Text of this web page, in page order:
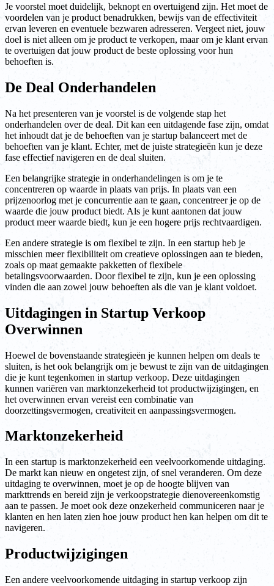
Je voorstel moet duidelijk, beknopt en overtuigend zijn. Het moet de
voordelen van je product benadrukken, bewijs van de effectiviteit
ervan leveren en eventuele bezwaren adresseren. Vergeet niet, jouw
doel is niet alleen om je product te verkopen, maar om je klant ervan
te overtuigen dat jouw product de beste oplossing voor hun
behoeften is.
De Deal Onderhandelen
Na het presenteren van je voorstel is de volgende stap het
onderhandelen over de deal. Dit kan een uitdagende fase zijn, omdat
het inhoudt dat je de behoeften van je startup balanceert met de
behoeften van je klant. Echter, met de juiste strategieën kun je deze
fase effectief navigeren en de deal sluiten.
Een belangrijke strategie in onderhandelingen is om je te
concentreren op waarde in plaats van prijs. In plaats van een
prijzenoorlog met je concurrentie aan te gaan, concentreer je op de
waarde die jouw product biedt. Als je kunt aantonen dat jouw
product meer waarde biedt, kun je een hogere prijs rechtvaardigen.
Een andere strategie is om flexibel te zijn. In een startup heb je
misschien meer flexibiliteit om creatieve oplossingen aan te bieden,
zoals op maat gemaakte pakketten of flexibele
betalingsvoorwaarden. Door flexibel te zijn, kun je een oplossing
vinden die aan zowel jouw behoeften als die van je klant voldoet.
Uitdagingen in Startup Verkoop
Overwinnen
Hoewel de bovenstaande strategieën je kunnen helpen om deals te
sluiten, is het ook belangrijk om je bewust te zijn van de uitdagingen
die je kunt tegenkomen in startup verkoop. Deze uitdagingen
kunnen variëren van marktonzekerheid tot productwijzigingen, en
het overwinnen ervan vereist een combinatie van
doorzettingsvermogen, creativiteit en aanpassingsvermogen.
Marktonzekerheid
In een startup is marktonzekerheid een veelvoorkomende uitdaging.
De markt kan nieuw en ongetest zijn, of snel veranderen. Om deze
uitdaging te overwinnen, moet je op de hoogte blijven van
markttrends en bereid zijn je verkoopstrategie dienovereenkomstig
aan te passen. Je moet ook deze onzekerheid communiceren naar je
klanten en hen laten zien hoe jouw product hen kan helpen om dit te
navigeren.
Productwijzigingen
Een andere veelvoorkomende uitdaging in startup verkoop zijn